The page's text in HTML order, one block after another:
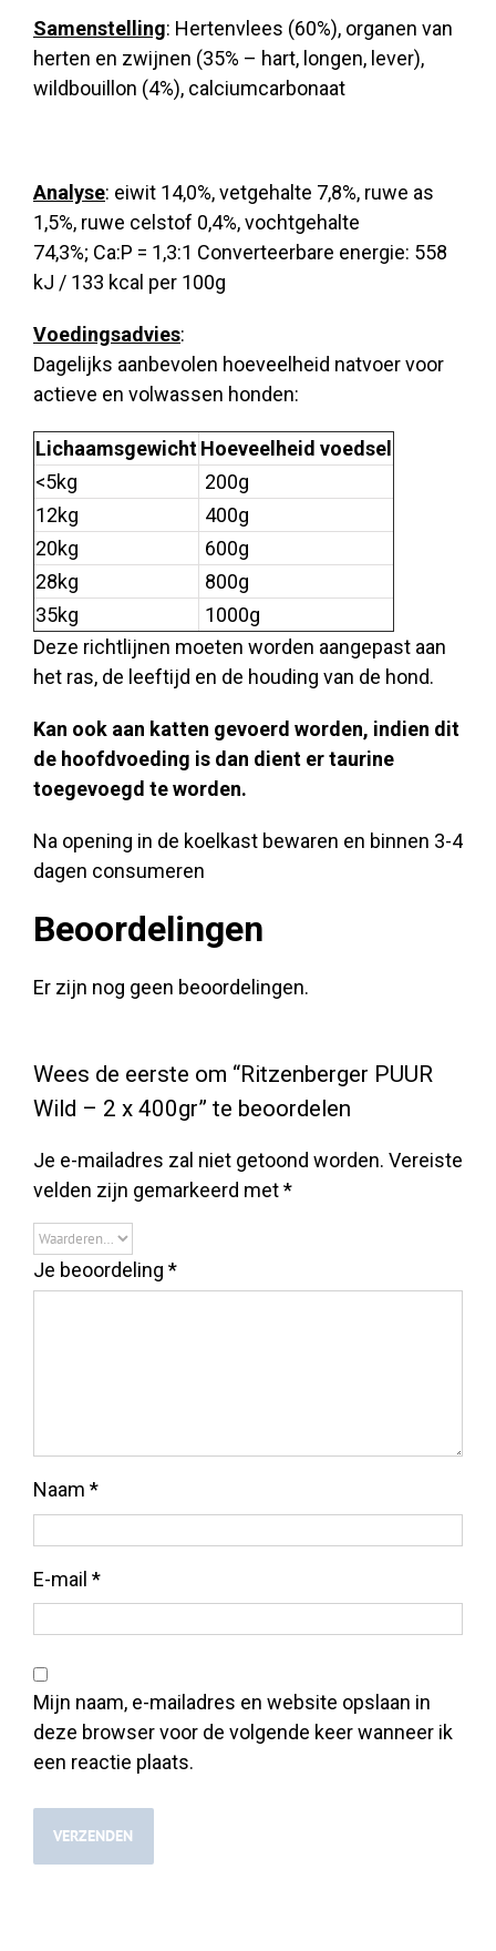
Samenstelling: Hertenvlees (60%), organen van
herten en zwijnen (35% – hart, longen, lever),
wildbouillon (4%), calciumcarbonaat
Analyse: eiwit 14,0%, vetgehalte 7,8%, ruwe as
1,5%, ruwe celstof 0,4%, vochtgehalte
74,3%; Ca:P = 1,3:1 Converteerbare energie: 558
kJ / 133 kcal per 100g
Voedingsadvies:
Dagelijks aanbevolen hoeveelheid natvoer voor
actieve en volwassen honden:
LichaamsgewichtHoeveelheid voedsel
<5kg
200g
12kg
400g
20kg
600g
28kg
800g
35kg
1000g
Deze richtlijnen moeten worden aangepast aan
het ras, de leeftijd en de houding van de hond.
Kan ook aan katten gevoerd worden, indien dit
de hoofdvoeding is dan dient er taurine
toegevoegd te worden.
Na opening in de koelkast bewaren en binnen 3-4
dagen consumeren
Beoordelingen
Er zijn nog geen beoordelingen.
Wees de eerste om “Ritzenberger PUUR
Wild – 2 x 400gr” te beoordelen
Je e-mailadres zal niet getoond worden. Vereiste
velden zijn gemarkeerd met*
Je beoordeling *
Naam *
E-mail *
Mijn naam, e-mailadres en website opslaan in
deze browser voor de volgende keer wanneer ik
een reactie plaats.